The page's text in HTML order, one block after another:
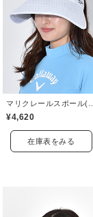
¥4,620
在庫表をみる